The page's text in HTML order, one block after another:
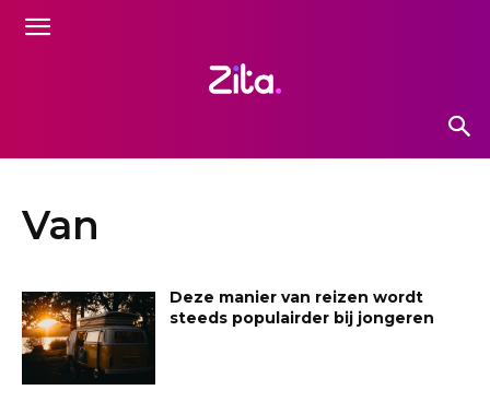
Van
Deze manier van reizen wordt
steeds populairder bij jongeren